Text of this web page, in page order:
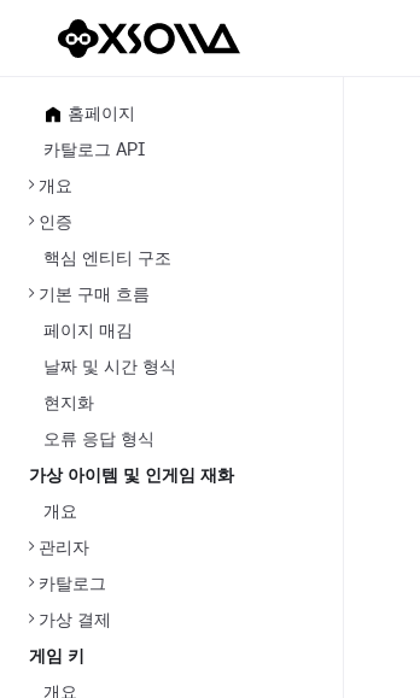
홈페이지
카탈로그 API
개요
인증
핵심 엔티티 구조
기본 구매 흐름
페이지 매김
날짜 및 시간 형식
현지화
오류 응답 형식
가상 아이템 및 인게임 재화
개요
관리자
카탈로그
가상 결제
게임 키
개요